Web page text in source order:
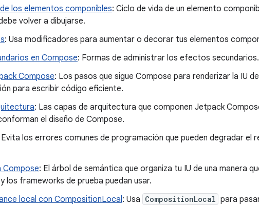
los elementos componibles: Ciclo de vida de un elemento
volver a dibujarse.
: Usa modificadores para aumentar o decorar tus elementos
en Compose: Formas de administrar los efectos secundarios.
Compose: Los pasos que sigue Compose para renderizar la IU
para escribir código eficiente.
: Las capas de arquitectura que componen Jetpack
el diseño de Compose.
Evita los errores comunes de programación que pueden degradar el
Compose: El árbol de semántica que organiza tu IU de una manera
los frameworks de prueba puedan usar.
local con CompositionLocal: Usa CompositionLocal para